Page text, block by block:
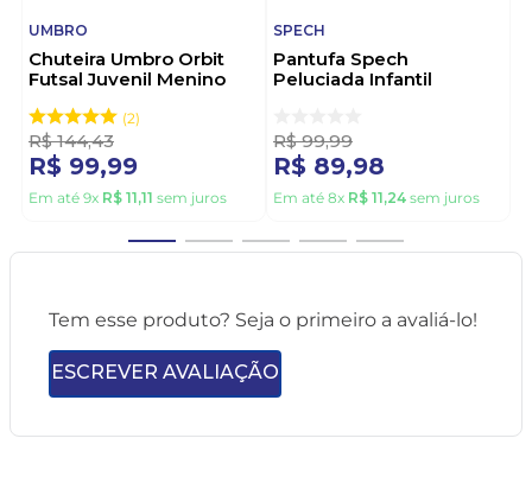
UMBRO
Chuteira Umbro Orbit
Futsal Juvenil Menino
2
R$ 144,43
R$ 99,99
Em até 9x R$ 11,11 sem juros
SPECH
Pantufa Spech
Peluciada Infantil
R$ 99,99
R$ 89,98
Em até 8x R$ 11,24 sem juros
Tem esse produto? Seja o primeiro a avaliá-lo!
ESCREVER AVALIAÇÃO